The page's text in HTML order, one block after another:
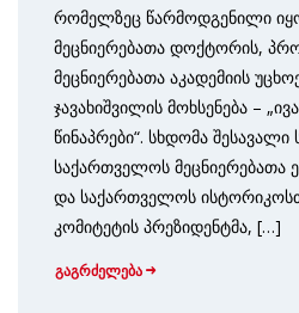
რომელზეც წარმოდგენილი
მეცნიერებათა დოქტორის,
მეცნიერებათა აკადემიის
ჯავახიშვილის მოხსენება –
წინაპრები“. სხდომა შესავალი
საქართველოს მეცნიერებათა
და საქართველოს
კომიტეტის პრეზიდენტმა, […]
გაგრძელება